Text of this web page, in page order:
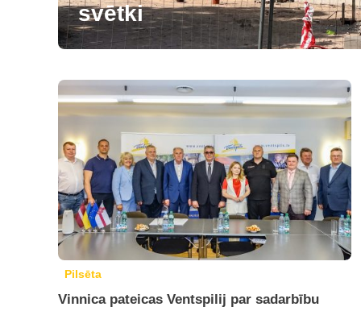
svētki
Pilsēta
Vinnica pateicas Ventspilij par sadarbību